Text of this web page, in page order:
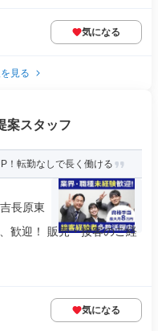
気になる
見る
案スタッフ
！転勤なしで長く働ける
長原東
歓迎！ 販売・接客のご経
気になる